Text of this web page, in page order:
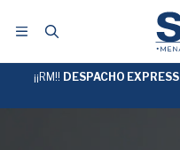
¡¡RM!! DESPACHO EXPRESS